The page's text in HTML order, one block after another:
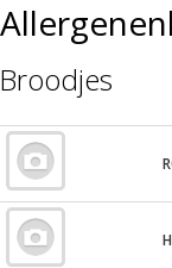
Broodjes